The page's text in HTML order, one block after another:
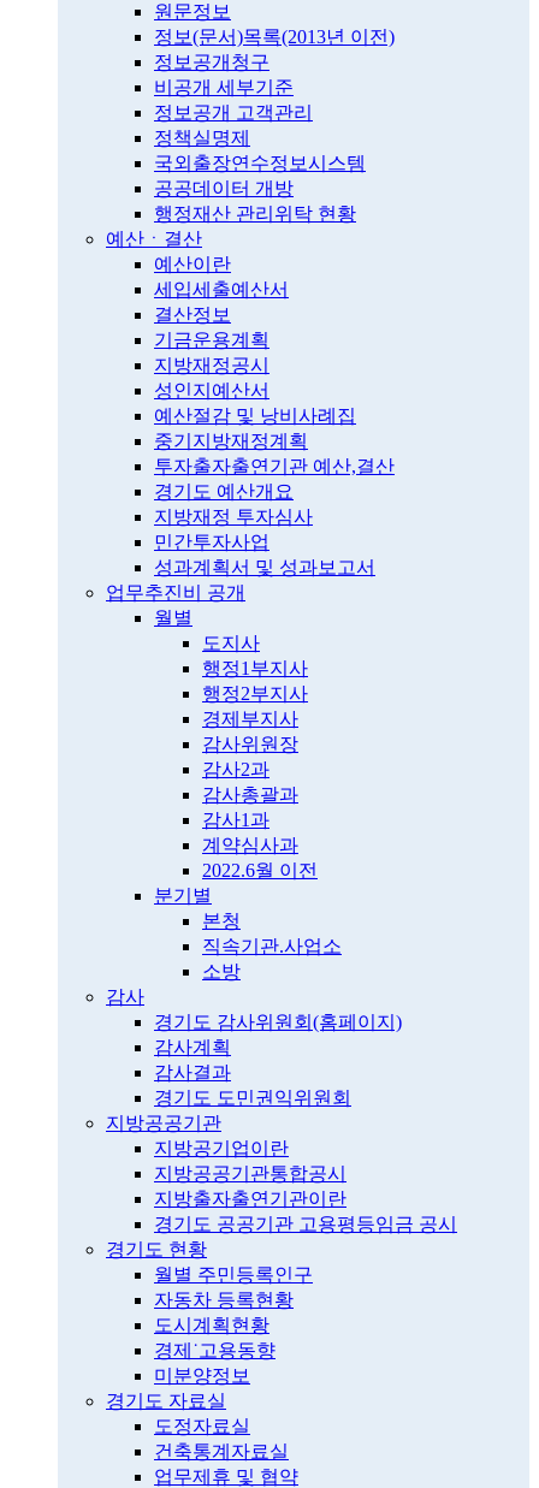
원문정보
정보(문서)목록(2013년 이전)
정보공개청구
비공개 세부기준
정보공개 고객관리
정책실명제
국외출장연수정보시스템
공공데이터 개방
행정재산 관리위탁 현황
예산ㆍ결산
예산이란
세입세출예산서
결산정보
기금운용계획
지방재정공시
성인지예산서
예산절감 및 낭비사례집
중기지방재정계획
투자출자출연기관 예산,결산
경기도 예산개요
지방재정 투자심사
민간투자사업
성과계획서 및 성과보고서
업무추진비 공개
월별
도지사
행정1부지사
행정2부지사
경제부지사
감사위원장
감사2과
감사총괄과
감사1과
계약심사과
2022.6월 이전
분기별
본청
직속기관.사업소
소방
감사
경기도 감사위원회(홈페이지)
감사계획
감사결과
경기도 도민권익위원회
지방공공기관
지방공기업이란
지방공공기관통합공시
지방출자출연기관이란
경기도 공공기관 고용평등임금 공시
경기도 현황
월별 주민등록인구
자동차 등록현황
도시계획현황
경제˙고용동향
미분양정보
경기도 자료실
도정자료실
건축통계자료실
업무제휴 및 협약